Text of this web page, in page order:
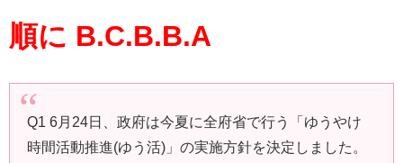
順に B.C.B.B.A
Q1 6月24日、政府は今夏に全府省で行う「ゆうやけ
時間活動推進(ゆう活)」の実施方針を決定しました。